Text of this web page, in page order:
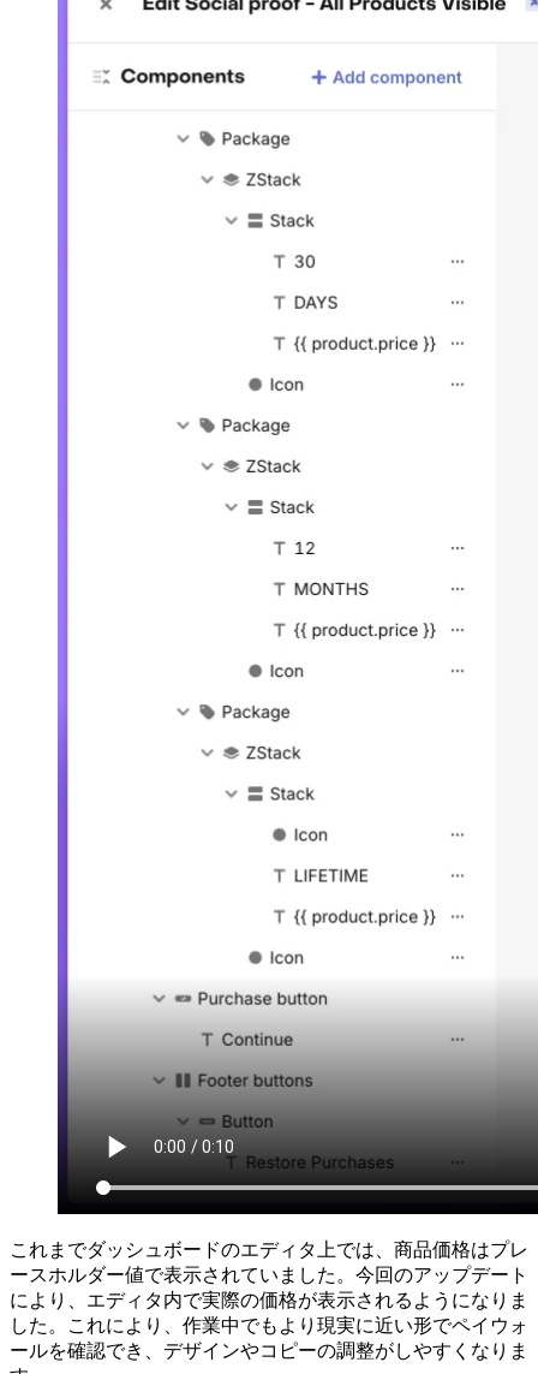
これまでダッシュボードのエディタ上では、商品価格はプレ
ースホルダー値で表示されていました。今回のアップデート
により、エディタ内で実際の価格が表示されるようになりま
した。これにより、作業中でもより現実に近い形でペイウォ
ールを確認でき、デザインやコピーの調整がしやすくなりま